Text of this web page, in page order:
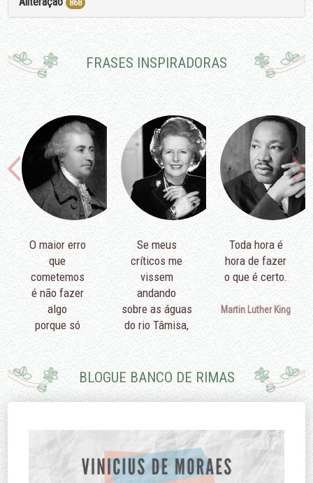
868
FRASES INSPIRADORAS
O maior erro
que
cometemos
é não fazer
algo
porque só
Edmund Burke
Se meus
críticos me
vissem
andando
sobre as águas
do rio Tâmisa,
sei nadar.
Toda hora é
hora de fazer
o que é certo.
Martin Luther King
BLOGUE BANCO DE RIMAS